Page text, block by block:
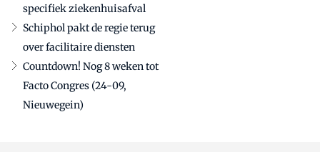
specifiek ziekenhuisafval
Schiphol pakt de regie terug
over facilitaire diensten
Countdown! Nog 8 weken tot
Facto Congres (24-09,
Nieuwegein)